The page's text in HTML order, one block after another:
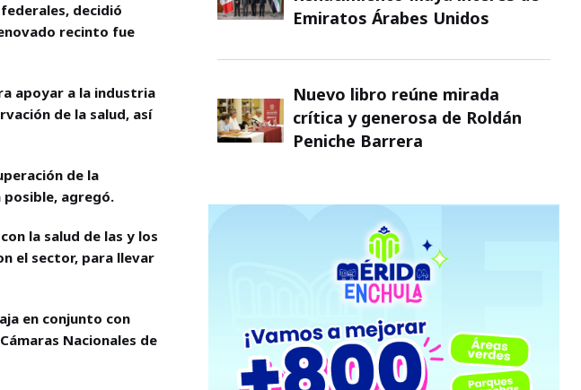
decidió
recinto fue
apoyar a la industria
de la salud, así
de la
agregó.
la salud de las y los
el sector, para llevar
en conjunto con
Nacionales de
Emiratos Árabes Unidos
Nuevo libro reúne mirada
crítica y generosa de Roldán
Peniche Barrera